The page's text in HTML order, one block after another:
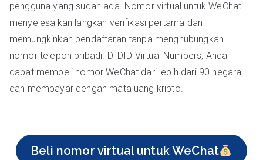
pengguna yang sudah ada. Nomor virtual untuk WeChat
menyelesaikan langkah verifikasi pertama dan
memungkinkan pendaftaran tanpa menghubungkan
nomor telepon pribadi. Di DID Virtual Numbers, Anda
dapat membeli nomor WeChat dari lebih dari 90 negara
dan membayar dengan mata uang kripto.
Beli nomor virtual untuk WeChat